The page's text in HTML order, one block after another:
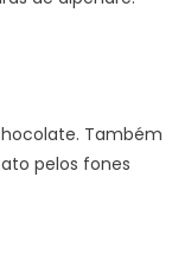
Também
pelos fones